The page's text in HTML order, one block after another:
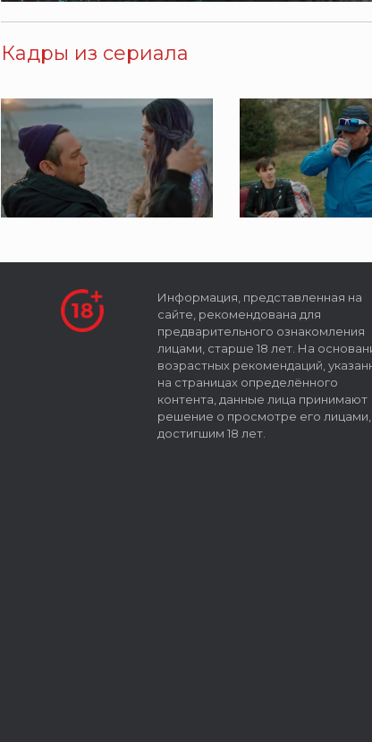
Кадры из сериала
Информация, представленная на
сайте, рекомендована для
предварительного ознакомления
лицами, старше 18 лет. На
возрастных рекомендаций,
на страницах определённого
контента, данные лица принимают
решение о просмотре его лицами,
достигшим 18 лет.